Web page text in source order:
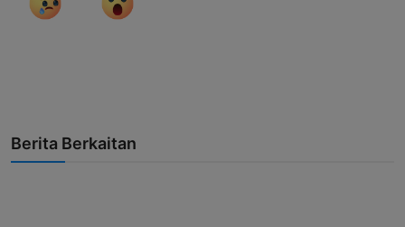
Berita Berkaitan